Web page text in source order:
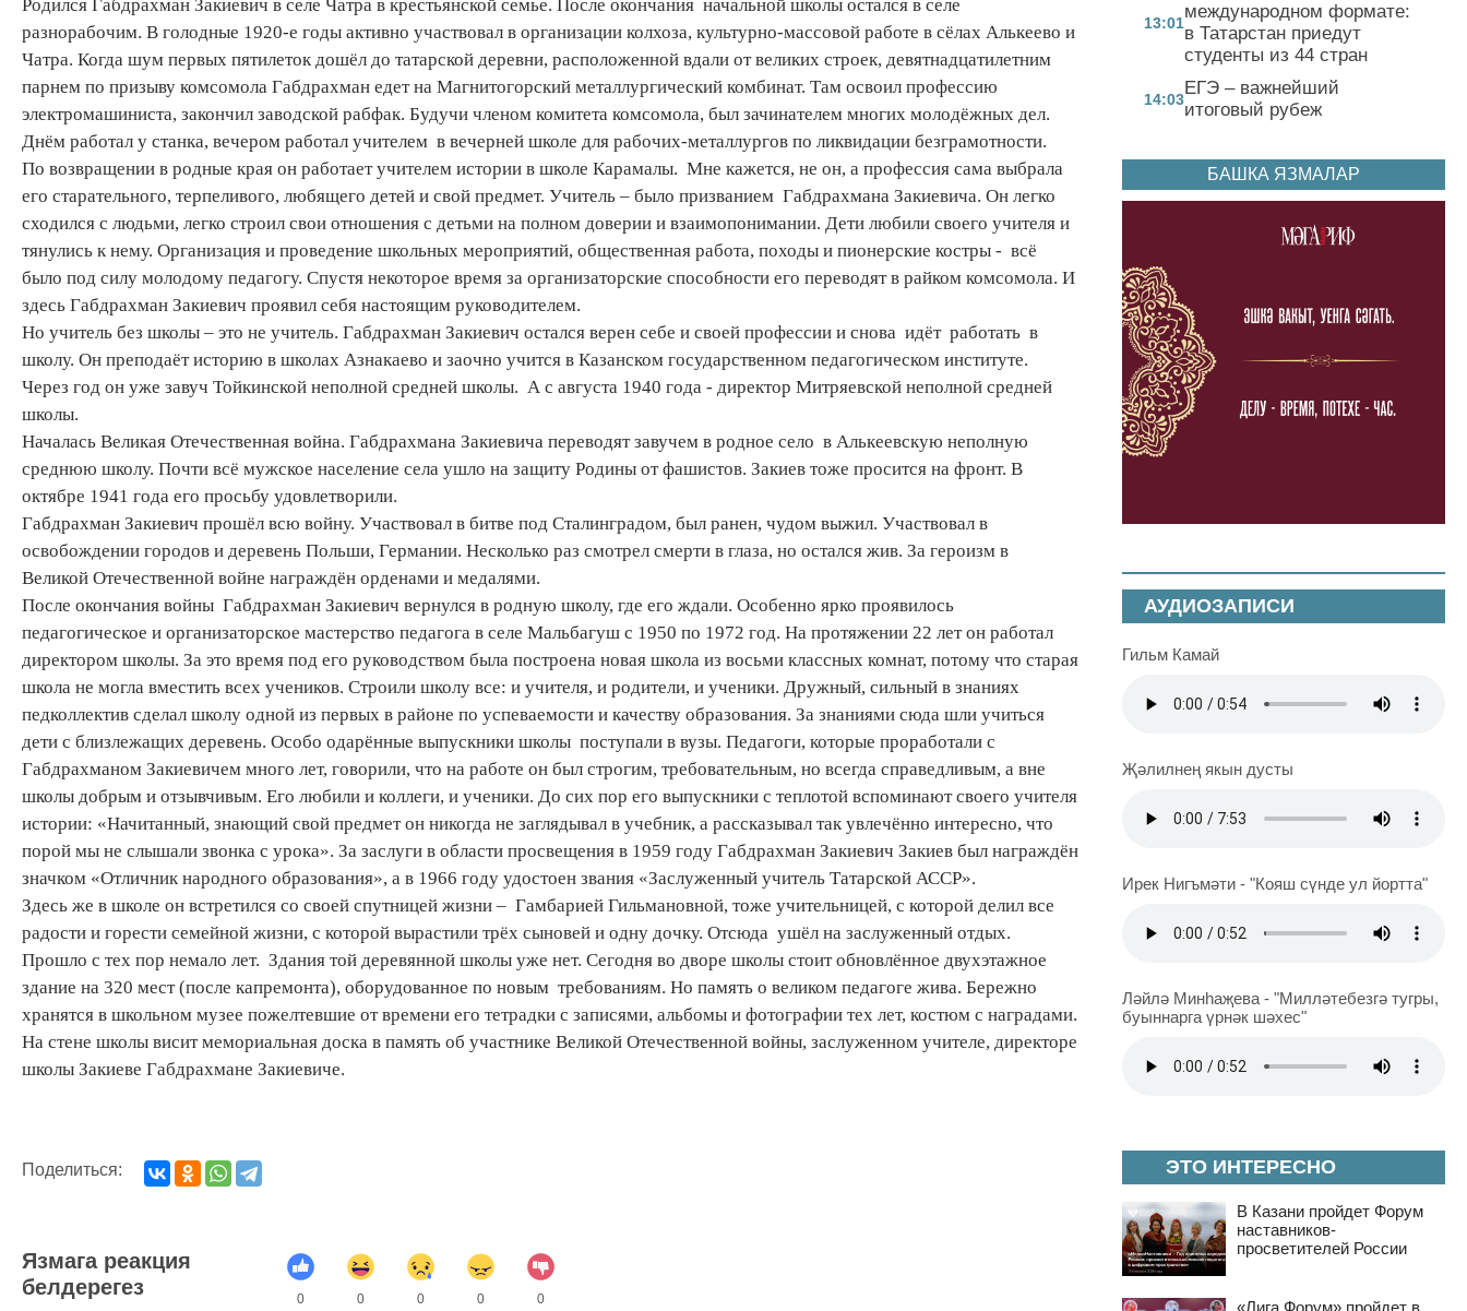
Родился Габдрахман Закиевич в селе Чатра в крестьянской семье. После окончания начальной школы остался в селе
разнорабочим. В голодные 1920-е годы активно участвовал в организации колхоза, культурно-массовой работе в сёлах Алькеево и
Чатра. Когда шум первых пятилеток дошёл до татарской деревни, расположенной вдали от великих строек, девятнадцатилетним
парнем по призыву комсомола Габдрахман едет на Магнитогорский металлургический комбинат. Там освоил профессию
электромашиниста, закончил заводской рабфак. Будучи членом комитета комсомола, был зачинателем многих молодёжных дел.
Днём работал у станка, вечером работал учителем в вечерней школе для рабочих-металлургов по ликвидации безграмотности.
По возвращении в родные края он работает учителем истории в школе Карамалы. Мне кажется, не он, а профессия сама выбрала
его старательного, терпеливого, любящего детей и свой предмет. Учитель – было призванием Габдрахмана Закиевича. Он легко
сходился с людьми, легко строил свои отношения с детьми на полном доверии и взаимопонимании. Дети любили своего учителя и
тянулись к нему. Организация и проведение школьных мероприятий, общественная работа, походы и пионерские костры - всё
было под силу молодому педагогу. Спустя некоторое время за организаторские способности его переводят в райком комсомола. И
здесь Габдрахман Закиевич проявил себя настоящим руководителем.
Но учитель без школы – это не учитель. Габдрахман Закиевич остался верен себе и своей профессии и снова идёт работать в
школу. Он преподаёт историю в школах Азнакаево и заочно учится в Казанском государственном педагогическом институте.
Через год он уже завуч Тойкинской неполной средней школы. А с августа 1940 года - директор Митряевской неполной средней
школы.
Началась Великая Отечественная война. Габдрахмана Закиевича переводят завучем в родное село в Алькеевскую неполную
среднюю школу. Почти всё мужское население села ушло на защиту Родины от фашистов. Закиев тоже просится на фронт. В
октябре 1941 года его просьбу удовлетворили.
Габдрахман Закиевич прошёл всю войну. Участвовал в битве под Сталинградом, был ранен, чудом выжил. Участвовал в
освобождении городов и деревень Польши, Германии. Несколько раз смотрел смерти в глаза, но остался жив. За героизм в
Великой Отечественной войне награждён орденами и медалями.
После окончания войны Габдрахман Закиевич вернулся в родную школу, где его ждали. Особенно ярко проявилось
педагогическое и организаторское мастерство педагога в селе Мальбагуш с 1950 по 1972 год. На протяжении 22 лет он работал
директором школы. За это время под его руководством была построена новая школа из восьми классных комнат, потому что старая
школа не могла вместить всех учеников. Строили школу все: и учителя, и родители, и ученики. Дружный, сильный в знаниях
педколлектив сделал школу одной из первых в районе по успеваемости и качеству образования. За знаниями сюда шли учиться
дети с близлежащих деревень. Особо одарённые выпускники школы поступали в вузы. Педагоги, которые проработали с
Габдрахманом Закиевичем много лет, говорили, что на работе он был строгим, требовательным, но всегда справедливым, а вне
школы добрым и отзывчивым. Его любили и коллеги, и ученики. До сих пор его выпускники с теплотой вспоминают своего учителя
истории: «Начитанный, знающий свой предмет он никогда не заглядывал в учебник, а рассказывал так увлечённо интересно, что
порой мы не слышали звонка с урока». За заслуги в области просвещения в 1959 году Габдрахман Закиевич Закиев был награждён
значком «Отличник народного образования», а в 1966 году удостоен звания «Заслуженный учитель Татарской АССР».
Здесь же в школе он встретился со своей спутницей жизни – Гамбарией Гильмановной, тоже учительницей, с которой делил все
радости и горести семейной жизни, с которой вырастили трёх сыновей и одну дочку. Отсюда ушёл на заслуженный отдых.
Прошло с тех пор немало лет. Здания той деревянной школы уже нет. Сегодня во дворе школы стоит обновлённое двухэтажное
здание на 320 мест (после капремонта), оборудованное по новым требованиям. Но память о великом педагоге жива. Бережно
хранятся в школьном музее пожелтевшие от времени его тетрадки с записями, альбомы и фотографии тех лет, костюм с наградами.
На стене школы висит мемориальная доска в память об участнике Великой Отечественной войны, заслуженном учителе, директоре
школы Закиеве Габдрахмане Закиевиче.
Поделиться:
Язмага реакция
белдерегез
0 0 0 0 0
13:01
международном формате:
в Татарстан приедут
студенты из 44 стран
14:03
ЕГЭ – важнейший
итоговый рубеж
БАШКА ЯЗМАЛАР
ЭТО ИНТЕРЕСНО
В Казани пройдет Форум
наставников-
просветителей России
«Лига Форум» пройдет в
АУДИОЗАПИСИ
Гильм Камай
Җәлилнең якын дусты
Ирек Нигъмәти - "Кояш сүнде ул йортта"
Ләйлә Минһаҗева - "Милләтебезгә тугры,
буыннарга үрнәк шәхес"